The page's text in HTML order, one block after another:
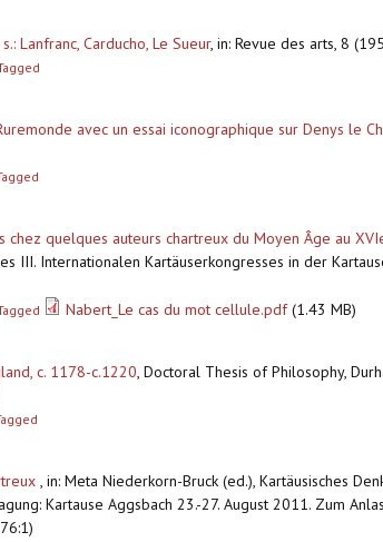
Lanfranc, Carducho, Le Sueur, in: Revue des arts, 8
avec un essai iconographique sur Denys le
chez quelques auteurs chartreux du Moyen Âge au
III. Internationalen Kartäuserkongresses in der
Nabert_Le cas du mot cellule.pdf(1.43 MB)
c. 1178-c.1220, Doctoral Thesis of Philosophy,
, in: Meta Niederkorn-Bruck (ed.), Kartäusisches
Kartause Aggsbach 23.-27. August 2011. Zum